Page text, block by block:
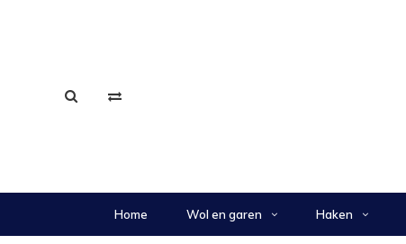
Home Wol en garen Haken